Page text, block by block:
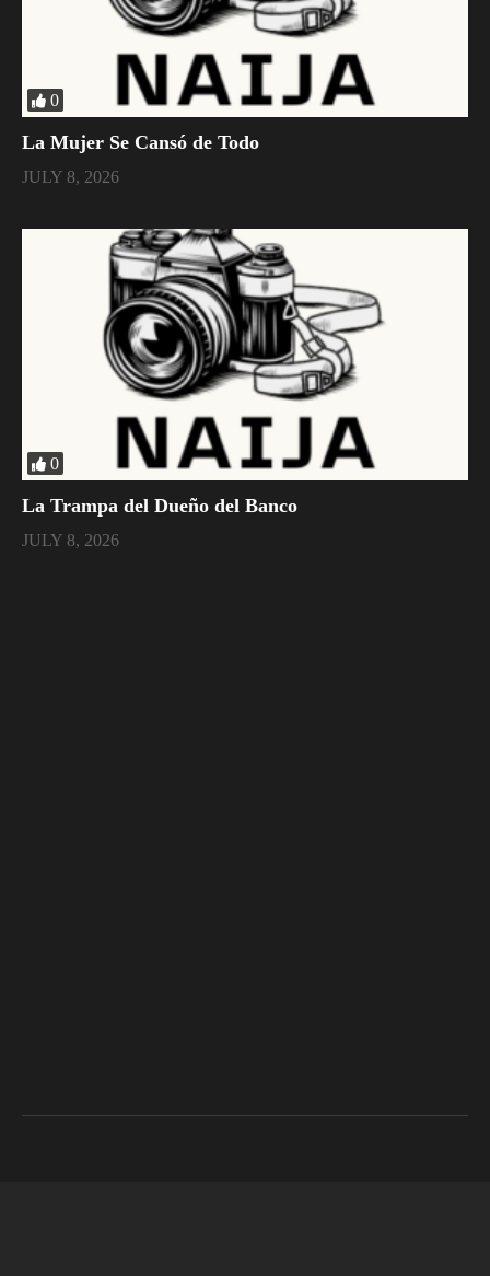
0
La Mujer Se Cansó de Todo
JULY 8, 2026
0
La Trampa del Dueño del Banco
JULY 8, 2026